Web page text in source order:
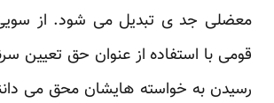
معضلی جد ی تبدیل می شود. از سویی
قومی با استفاده از عنوان حق تعیین
رسیدن به خواسته هایشان محق می